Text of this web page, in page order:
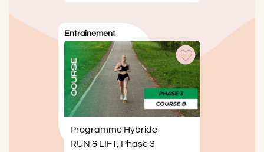
Entraînement
Programme Hybride
RUN & LIFT, Phase 3